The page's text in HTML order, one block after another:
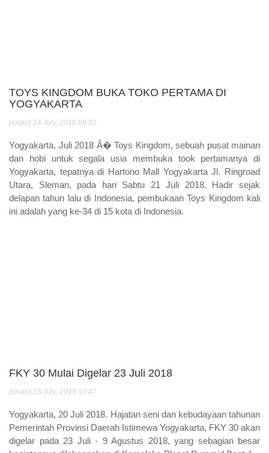
TOYS KINGDOM BUKA TOKO PERTAMA DI
YOGYAKARTA
posted 24 July, 2018 09:22
Yogyakarta, Juli 2018 Â� Toys Kingdom, sebuah pusat mainan
dan hobi untuk segala usia membuka took pertamanya di
Yogyakarta, tepatnya di Hartono Mall Yogyakarta Jl. Ringroad
Utara, Sleman, pada hari Sabtu 21 Juli 2018. Hadir sejak
delapan tahun lalu di Indonesia, pembukaan Toys Kingdom kali
ini adalah yang ke-34 di 15 kota di Indonesia.
FKY 30 Mulai Digelar 23 Juli 2018
posted 23 July, 2018 10:47
Yogyakarta, 20 Juli 2018. Hajatan seni dan kebudayaan tahunan
Pemerintah Provinsi Daerah Istimewa Yogyakarta, FKY 30 akan
digelar pada 23 Juli - 9 Agustus 2018, yang sebagian besar